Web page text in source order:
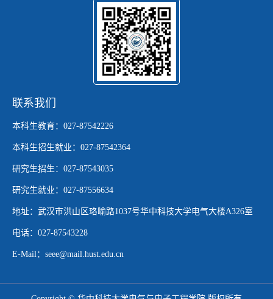
联系我们
本科生教育：027-87542226
本科生招生就业：027-87542364
研究生招生：027-87543035
研究生就业：027-87556634
地址：武汉市洪山区珞喻路1037号华中科技大学电气大楼A326室
电话：027-87543228
E-Mail：seee@mail.hust.edu.cn